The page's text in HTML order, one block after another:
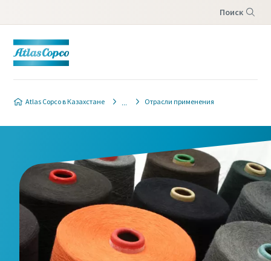
Поиск
Atlas Copco в Казахстане Отрасли применения